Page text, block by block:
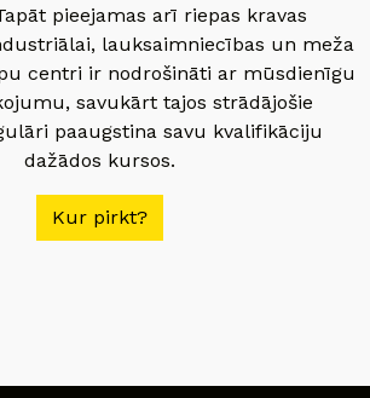
pieejamas arī riepas kravas
lauksaimniecības un meža
centri ir nodrošināti ar mūsdienīgu
savukārt tajos strādājošie
paaugstina savu kvalifikāciju
dažādos kursos.
Kur pirkt?